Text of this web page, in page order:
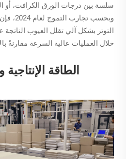
سلسة بين درجات الورق الكرافت، أو
وبحسب
خلال العمليات عالية السرعة مقارنةً
الطاقة